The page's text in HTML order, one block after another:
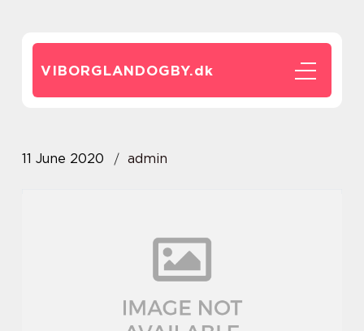
VIBORGLANDOGBY.dk
11 June 2020 admin